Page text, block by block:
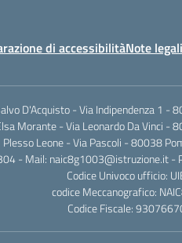
di accessibilitàNote legali
D'Acquisto - Via Indipendenza 1 -
Morante - Via Leonardo Da Vinci -
Plesso Leone - Via Pascoli - 80038
- Mail: naic8g1003@istruzione.it -
Codice Univoco ufficio:
codice Meccanografico:
Codice Fiscale: